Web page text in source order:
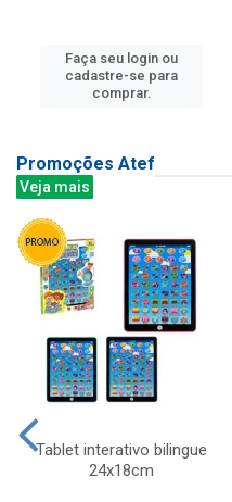
Faça seu login ou
cadastre-se para
comprar.
Promoções Atef
Veja mais
Tablet interativo bilingue
24x18cm